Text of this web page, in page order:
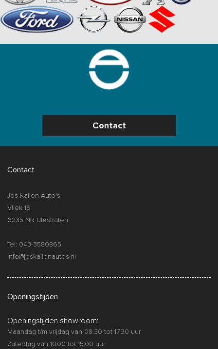
Contact
Contact
Jos Kallen Auto's
Vliek 19
6235 NR Ulestraten
Tel: 043-3580865
info@joskallenautos.nl
Openingstijden
Openingstijden showroom:
Maandag t/m vrijdag van 08.30 tot 17.30 uur
Zaterdag van 10.00 tot 15.00 uur